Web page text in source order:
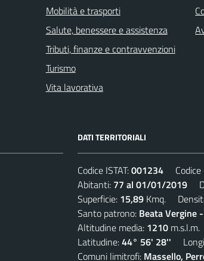
Mobilità e trasporti
Salute, benessere e assistenza
Tributi, finanze e contravvenzioni
Turismo
Vita lavorativa
DATI TERRITORIALI
Codice ISTAT:001234 Codice
Abitanti: 77 al 01/01/2019
Superficie: 15,89 Kmq.
Santo patrono: Beata Vergine
Altitudine media: 1210 m.s.l.m.
Latitudine:44° 56' 28''
Comuni limitrofi: Massello,